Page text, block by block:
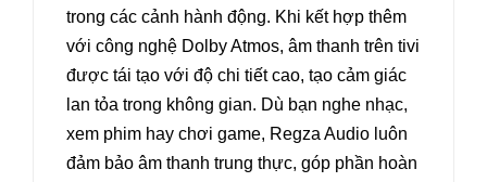
trong các cảnh hành động. Khi kết hợp thêm
với công nghệ Dolby Atmos, âm thanh trên tivi
được tái tạo với độ chi tiết cao, tạo cảm giác
lan tỏa trong không gian. Dù bạn nghe nhạc,
xem phim hay chơi game, Regza Audio luôn
đảm bảo âm thanh trung thực, góp phần hoàn